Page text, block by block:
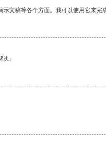
文稿等各个方面。我可以使用它来完
。